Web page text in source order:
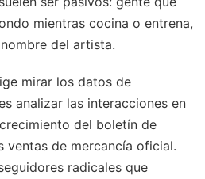
mientras cocina o entrena,
del artista.
mirar los datos de
analizar las interacciones en
del boletín de
ventas de mercancía oficial.
radicales que